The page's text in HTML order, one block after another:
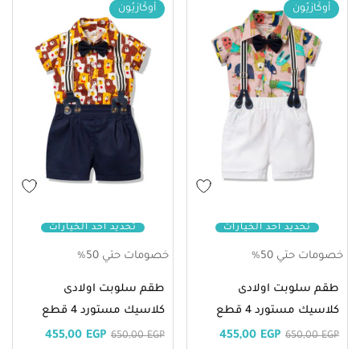
تحديد أحد الخيارات
أُوكَازيُون
خصومات حتي 50%
طقم سلوبت اولادى
كلاسيك مستورد 4 قطع
650,00EGP
455,00 EGP
تحديد أحد الخيارات
أُوكَازيُون
خصومات حتي 50%
طقم سلوبت اولادى
كلاسيك مستورد 4 قطع
650,00EGP
455,00 EGP